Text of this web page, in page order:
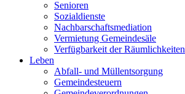
Senioren
Sozialdienste
Nachbarschaftsmediation
Vermietung Gemeindesäle
Verfügbarkeit der Räumlichkeiten
Leben
Abfall- und Müllentsorgung
Gemeindesteuern